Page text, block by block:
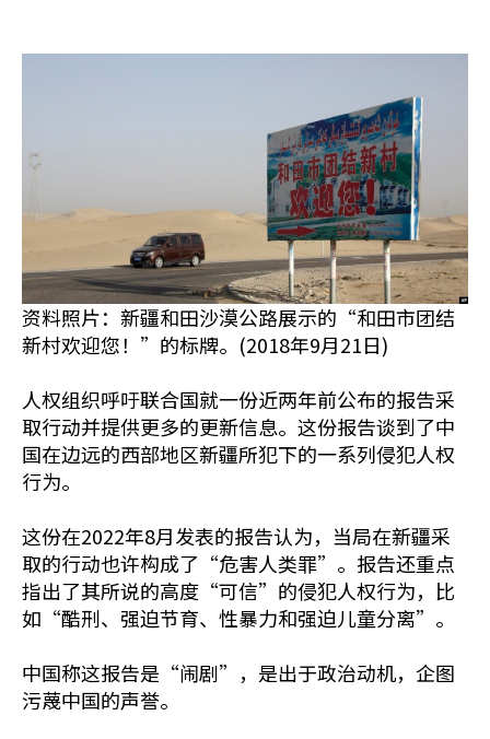
资料照片：新疆和田沙漠公路展示的“和田市团结
新村欢迎您！”的标牌。(2018年9月21日)
人权组织呼吁联合国就一份近两年前公布的报告采
取行动并提供更多的更新信息。这份报告谈到了中
国在边远的西部地区新疆所犯下的一系列侵犯人权
行为。
这份在2022年8月发表的报告认为，当局在新疆采
取的行动也许构成了“危害人类罪”。报告还重点
指出了其所说的高度“可信”的侵犯人权行为，比
如“酷刑、强迫节育、性暴力和强迫儿童分离”。
中国称这报告是“闹剧”，是出于政治动机，企图
污蔑中国的声誉。